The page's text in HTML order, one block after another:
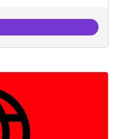
el retorn